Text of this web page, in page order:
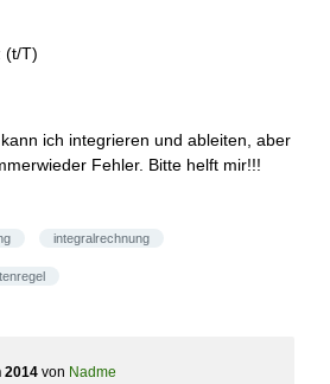
(t/T)
ich integrieren und ableiten, aber
Fehler. Bitte helft mir!!!
integralrechnung
2014 von Nadme